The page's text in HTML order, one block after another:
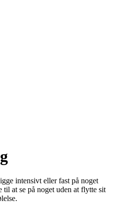
intensivt eller fast på noget
til at se på noget uden at flytte sit